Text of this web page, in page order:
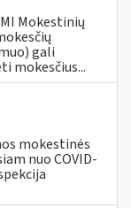
Mokestinių
gali
mokesčius...
mokestinės
nuo COVID-